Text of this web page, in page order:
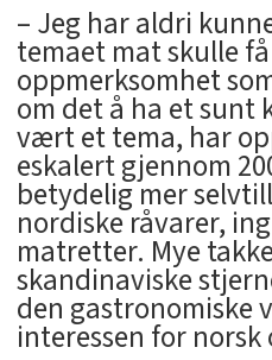
– Jeg har aldri
temaet mat skulle
oppmerksomhet
om det å ha et
vært et tema, har
eskalert gjennom
betydelig mer
nordiske råvarer,
matretter. Mye
skandinaviske
den gastronomiske
interessen for